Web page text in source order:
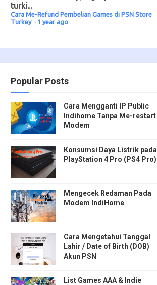
turki...
Cara Me-Refund Pembelian Games di PSN Store
Turkey · 1 year ago
Popular Posts
Cara Mengganti IP Public
Indihome Tanpa Me-restart
Modem
Konsumsi Daya Listrik pada
PlayStation 4 Pro (PS4 Pro)
Mengecek Redaman Pada
Modem IndiHome
Cara Mengetahui Tanggal
Lahir / Date of Birth (DOB)
Akun PSN
List Games AAA & Indie